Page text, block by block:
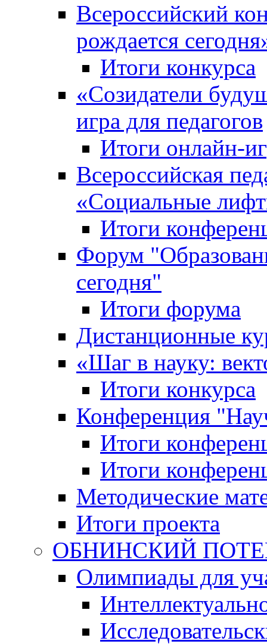
Всероссийский
рождается
Итоги конкурса
«Cозидатели
игра для педагогов
Итоги онлайн-
Всероссийская
«Cоциальные
Итоги
Форум
сегодня"
Итоги форума
Дистанционные
«Шаг в науку:
Итоги конкурса
Конференция
Итоги
Итоги
Методические
Итоги проекта
ОБНИНСКИЙ
Олимпиады для